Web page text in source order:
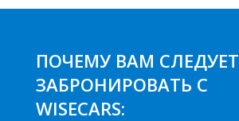
ПОЧЕМУ ВАМ СЛЕДУЕТ
ЗАБРОНИРОВАТЬ С
WISECARS: